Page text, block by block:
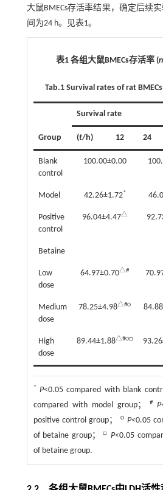
大鼠BMECs存活率结果，确定后续
间为24 h。见表1。
表1 各组大鼠BMECs存活率 (n
Tab.1Survival rates of rat
Group
Survival rate
(t/h) 12 24
Blank
control
100.00±0.00
Model 42.26±1.72*
Positive
control
96.04±4.47△
Betaine
Low
dose
64.97±0.70△#
Medium
dose
78.25±4.98△#○
High
dose
89.44±1.88△#○□
* P<0.05 compared with blank
compared with model group；# P
positive control group；
○ P<0.05
of betaine group；□ P<0.05
of betaine group.